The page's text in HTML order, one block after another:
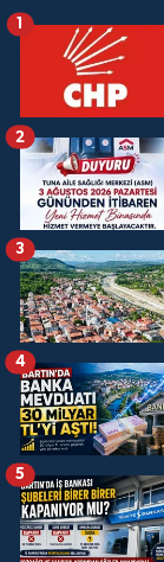
1
2
3
4
5